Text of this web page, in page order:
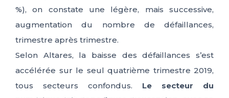
%), on constate une légère, mais successive,
augmentation du nombre de défaillances,
trimestre après trimestre.
Selon Altares, la baisse des défaillances s’est
accélérée sur le seul quatrième trimestre 2019,
tous secteurs confondus. Le secteur du